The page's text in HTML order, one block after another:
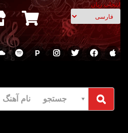
انتخاب زبان
P
جستجو نام آهنگ